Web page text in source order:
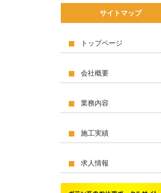
サイトマップ
トップページ
会社概要
業務内容
施工実績
求人情報